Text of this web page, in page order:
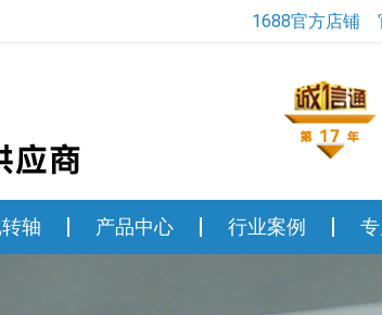
1688官方店铺
轴 产品中心 行业案例